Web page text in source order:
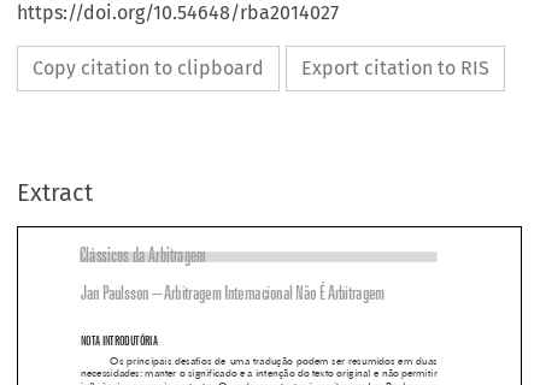
https://doi.org/10.54648/rba2014027
Copy citation to clipboard Export citation to RIS
Extract





Clássicos da Arbitragem
Jan Paulsson – Arbitragem Internacional Não É Arbitragem
Os  principais  desafios  de  uma  tradução  podem  ser  resumidos  em  duas
necessidades: manter o significado e a intenção do texto original e não permitir
influências pessoais no texto. Quando esse texto é escrito por Jan Paulsson, a
tarefa parece ser um pouco mais desafiadora, e proporcionalmente mais inte-